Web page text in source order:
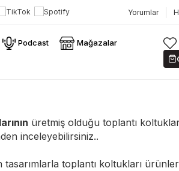
Yorumlar
Podcast
Mağazalar
üretmiş olduğu toplantı
inceleyebilirsiniz..
toplantı koltukları